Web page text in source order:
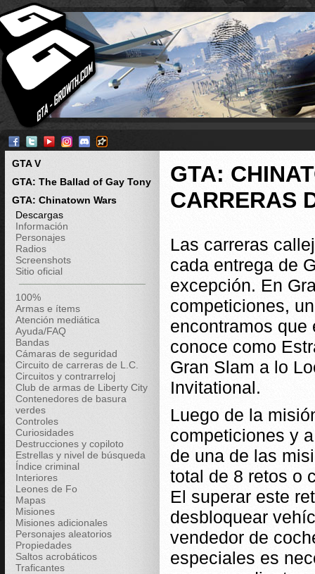
GTA V
GTA: The Ballad of Gay Tony
GTA: Chinatown Wars
Descargas
Información
Personajes
Radios
Screenshots
Sitio oficial
100%
Armas e ítems
Atención mediática
Ayuda/FAQ
Bandas
Cámaras de seguridad
Circuito de carreras de L.C.
Circuitos y contrarreloj
Club de armas de Liberty City
Contenedores de basura
verdes
Controles
Curiosidades
Destrucciones y copiloto
Estrellas y nivel de búsqueda
Índice criminal
Interiores
Leones de Fo
Mapas
Misiones
Misiones adicionales
Personajes aleatorios
Propiedades
Saltos acrobáticos
Traficantes
GTA:
CARRERAS
Las carreras
cada entrega de
excepción. En
competiciones,
encontramos que
conoce como
Gran Slam a lo
Invitational.
Luego de la
competiciones y
de una de las
total de 8 retos o
El superar este
desbloquear
vendedor de
especiales es